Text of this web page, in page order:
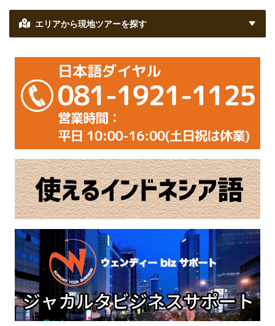
エリアから現地ツアーを探す